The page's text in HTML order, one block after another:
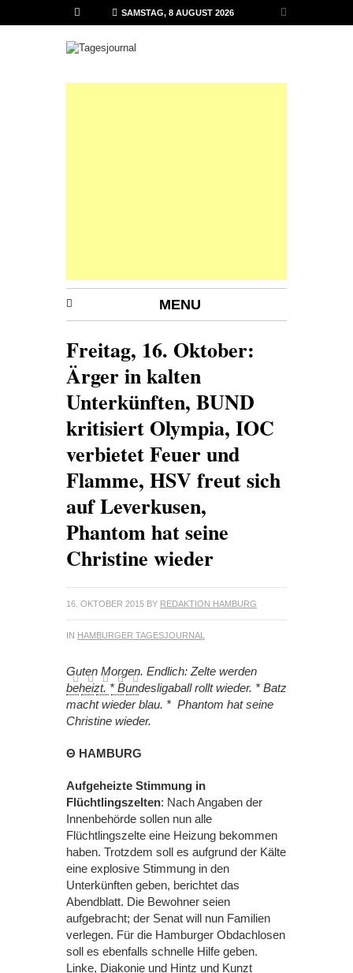
SAMSTAG, 8 AUGUST 2026
MENU
Freitag, 16. Oktober:
Ärger in kalten
Unterkünften, BUND
kritisiert Olympia, IOC
verbietet Feuer und
Flamme, HSV freut sich
auf Leverkusen,
Phantom hat seine
Christine wieder
16. OKTOBER 2015 BY REDAKTION HAMBURG
IN HAMBURGER TAGESJOURNAL
Guten Morgen. Endlich: Zelte werden
beheizt. * Bundesligaball rollt wieder. * Batz
macht wieder blau. * Phantom hat seine
Christine wieder.
Θ HAMBURG
Aufgeheizte Stimmung in
Flüchtlingszelten: Nach Angaben der
Innenbehörde sollen nun alle
Flüchtlingszelte eine Heizung bekommen
haben. Trotzdem soll es aufgrund der Kälte
eine explosive Stimmung in den
Unterkünften geben, berichtet das
Abendblatt. Die Bewohner seien
aufgebracht; der Senat will nun Familien
verlegen. Für die Hamburger Obdachlosen
soll es ebenfalls schnelle Hilfe geben.
Linke, Diakonie und Hintz und Kunzt